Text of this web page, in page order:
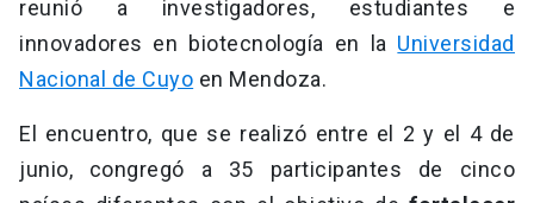
reunió a investigadores, estudiantes e
innovadores en biotecnología en la Universidad
Nacional de Cuyo en Mendoza.
El encuentro, que se realizó entre el 2 y el 4 de
junio, congregó a 35 participantes de cinco